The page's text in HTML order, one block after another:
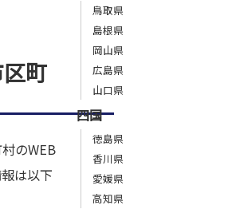
町
のWEB
は以下
鳥取県
島根県
岡山県
広島県
山口県
四国
徳島県
香川県
愛媛県
高知県